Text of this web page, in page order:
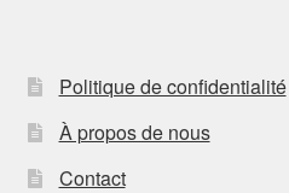
Politique de confidentialité
À propos de nous
Contact